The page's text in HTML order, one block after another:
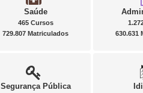
Saúde
465 Cursos
729.807 Matriculados
630.631
Segurança Pública